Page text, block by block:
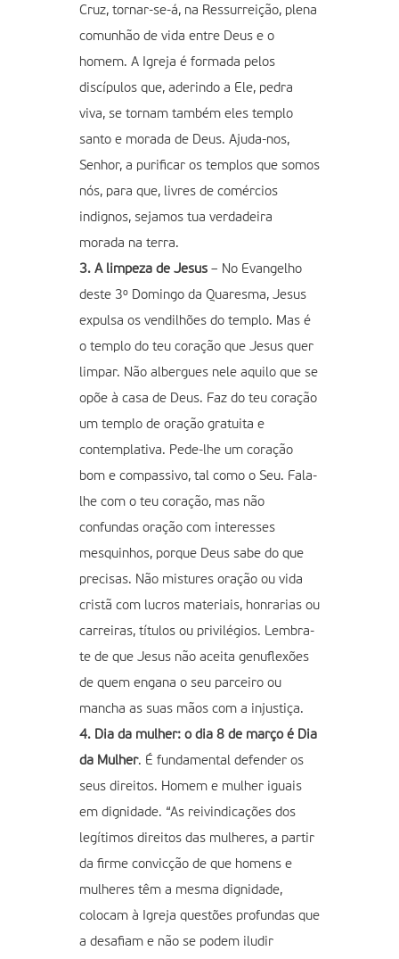
Cruz, tornar-se-á, na Ressurreição, plena
comunhão de vida entre Deus e o
homem. A Igreja é formada pelos
discípulos que, aderindo a Ele, pedra
viva, se tornam também eles templo
santo e morada de Deus. Ajuda-nos,
Senhor, a purificar os templos que somos
nós, para que, livres de comércios
indignos, sejamos tua verdadeira
morada na terra.
3. A limpeza de Jesus – No Evangelho
deste 3º Domingo da Quaresma, Jesus
expulsa os vendilhões do templo. Mas é
o templo do teu coração que Jesus quer
limpar. Não albergues nele aquilo que se
opõe à casa de Deus. Faz do teu coração
um templo de oração gratuita e
contemplativa. Pede-lhe um coração
bom e compassivo, tal como o Seu. Fala-
lhe com o teu coração, mas não
confundas oração com interesses
mesquinhos, porque Deus sabe do que
precisas. Não mistures oração ou vida
cristã com lucros materiais, honrarias ou
carreiras, títulos ou privilégios. Lembra-
te de que Jesus não aceita genuflexões
de quem engana o seu parceiro ou
mancha as suas mãos com a injustiça.
4. Dia da mulher: o dia 8 de março é Dia
da Mulher. É fundamental defender os
seus direitos. Homem e mulher iguais
em dignidade. “As reivindicações dos
legítimos direitos das mulheres, a partir
da firme convicção de que homens e
mulheres têm a mesma dignidade,
colocam à Igreja questões profundas que
a desafiam e não se podem iludir